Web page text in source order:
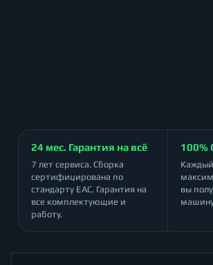
24 мес. Гарантия на всё
7 лет сервиса. Сборка
сертифицирована по
стандарту ЕАС. Гарантия на
все комплектующие и
работу.
100%
вы